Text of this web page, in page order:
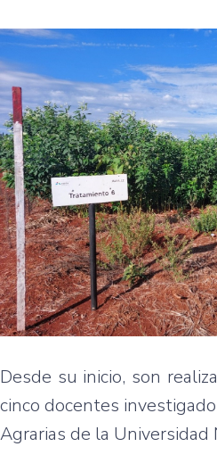
Desde su inicio, son
cinco docentes
Agrarias de la Universidad